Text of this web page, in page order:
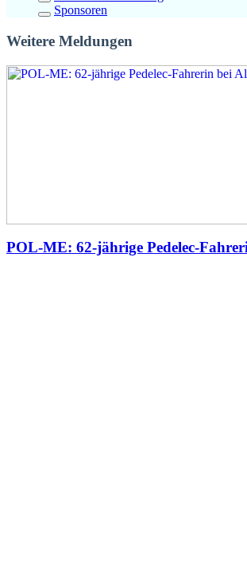
Sponsoren
Weitere Meldungen
POL-ME: 62-jährige Pedelec-